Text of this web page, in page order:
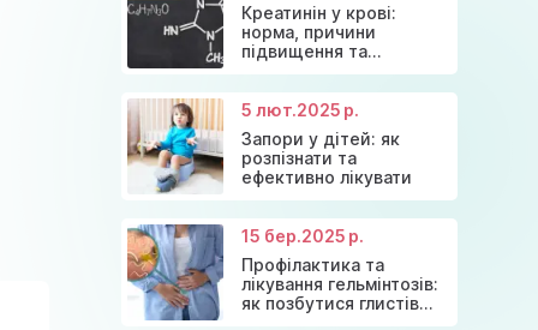
Креатинін у крові:
норма, причини
підвищення та
ефективні способи
зниження
5 лют.2025 р.
Запори у дітей: як
розпізнати та
ефективно лікувати
15 бер.2025 р.
Профілактика та
лікування гельмінтозів:
як позбутися глистів